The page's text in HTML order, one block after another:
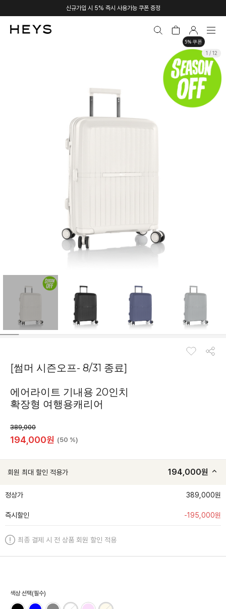
신규가입 시 5% 즉시 사용가능 쿠폰 증정
5% 쿠폰
1 / 12
[썸머 시즌오프- 8/31 종료]
에어라이트 기내용 20인치
확장형 여행용캐리어
389,000
194,000원 (50 %)
회원 최대 할인 적용가 194,000원
정상가 389,000원
즉시할인 -195,000원
최종 결제 시 전 상품 회원 할인 적용
색상 선택(필수)